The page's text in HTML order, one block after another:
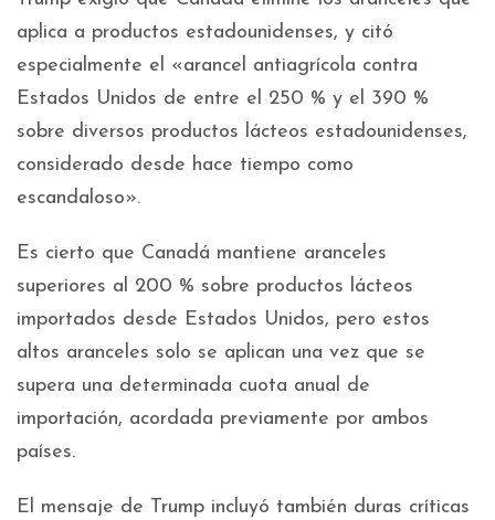
aplica a productos estadounidenses, y citó
especialmente el «arancel antiagrícola contra
Estados Unidos de entre el 250 % y el 390 %
sobre diversos productos lácteos estadounidenses,
considerado desde hace tiempo como
escandaloso».
Es cierto que Canadá mantiene aranceles
superiores al 200 % sobre productos lácteos
importados desde Estados Unidos, pero estos
altos aranceles solo se aplican una vez que se
supera una determinada cuota anual de
importación, acordada previamente por ambos
países.
El mensaje de Trump incluyó también duras críticas